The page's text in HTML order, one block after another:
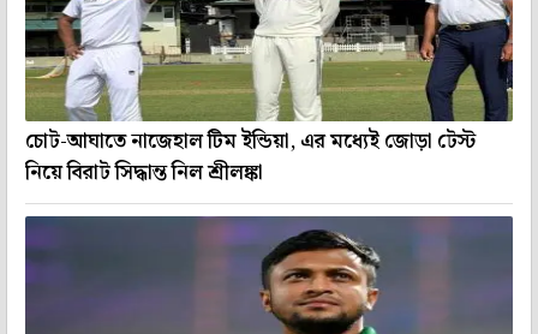
চোট-আঘাতে নাজেহাল টিম ইন্ডিয়া, এর মধ্যেই জোড়া টেস্ট
নিয়ে বিরাট সিদ্ধান্ত নিল শ্রীলঙ্কা